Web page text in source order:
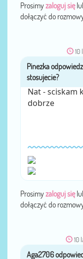
Prosimyzaloguj się
dołączyć do
10
Nat - sciskam
dobrze
Prosimyzaloguj się
dołączyć do
10